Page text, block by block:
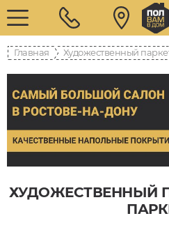
Главная Художественный
ХУДОЖЕСТВЕННЫЙ